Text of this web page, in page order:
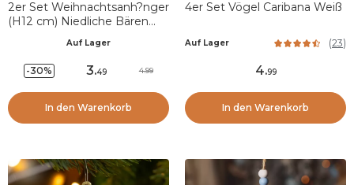
2er Set Weihnachtsanh?nger
(H12 cm) Niedliche Bären
Auf Lager
-30% 3.49 4.99
In den Warenkorb
4er Set Vögel Caribana Weiß
Auf Lager (23)
4.99
In den Warenkorb